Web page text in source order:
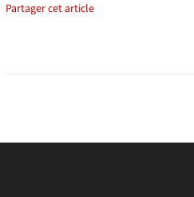
Partager cet article